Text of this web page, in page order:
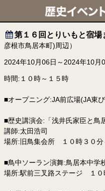
第１６回とりいもと宿場
彦根市鳥居本町)周辺）
2024年10月06日～2024年10月
時間:１０時～１５時
■オープニング:JA前広場(JA東
■歴史講演会:「浅井氏家臣と鳥
講師:太田浩司
場所:旧鳥集会所 １０時３０分
■鳥中ソーラン演舞:鳥居本中学
場所:駅前三叉路ステージ １０